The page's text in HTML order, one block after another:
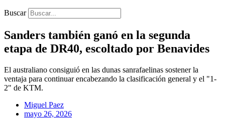
Buscar
Sanders también ganó en la segunda
etapa de DR40, escoltado por Benavides
El australiano consiguió en las dunas sanrafaelinas sostener la
ventaja para continuar encabezando la clasificación general y el "1-
2" de KTM.
Miguel Paez
mayo 26, 2026